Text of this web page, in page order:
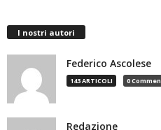
I nostri autori
Federico Ascolese
143 ARTICOLI 0
Redazione